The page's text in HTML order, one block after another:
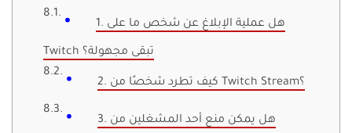
1. هل عملية الإبلاغ عن شخص ما على
Twitch تبقى مجهولة؟
2. كيف تطرد شخصًا من Twitch Stream؟
3. هل يمكن منع أحد المشغلين من